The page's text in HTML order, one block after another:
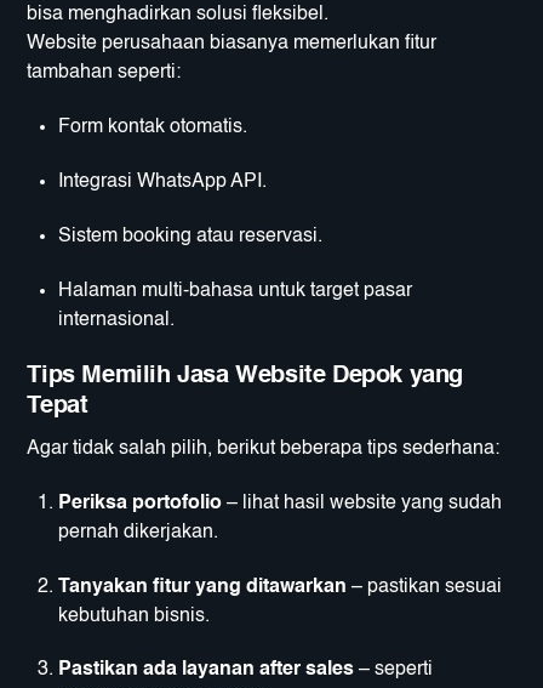
bisa menghadirkan solusi fleksibel.
Website perusahaan biasanya memerlukan fitur
tambahan seperti:
Form kontak otomatis.
Integrasi WhatsApp API.
Sistem booking atau reservasi.
Halaman multi-bahasa untuk target pasar
internasional.
Tips Memilih Jasa Website Depok yang
Tepat
Agar tidak salah pilih, berikut beberapa tips sederhana:
Periksa portofolio – lihat hasil website yang sudah
pernah dikerjakan.
Tanyakan fitur yang ditawarkan – pastikan sesuai
kebutuhan bisnis.
Pastikan ada layanan after sales – seperti